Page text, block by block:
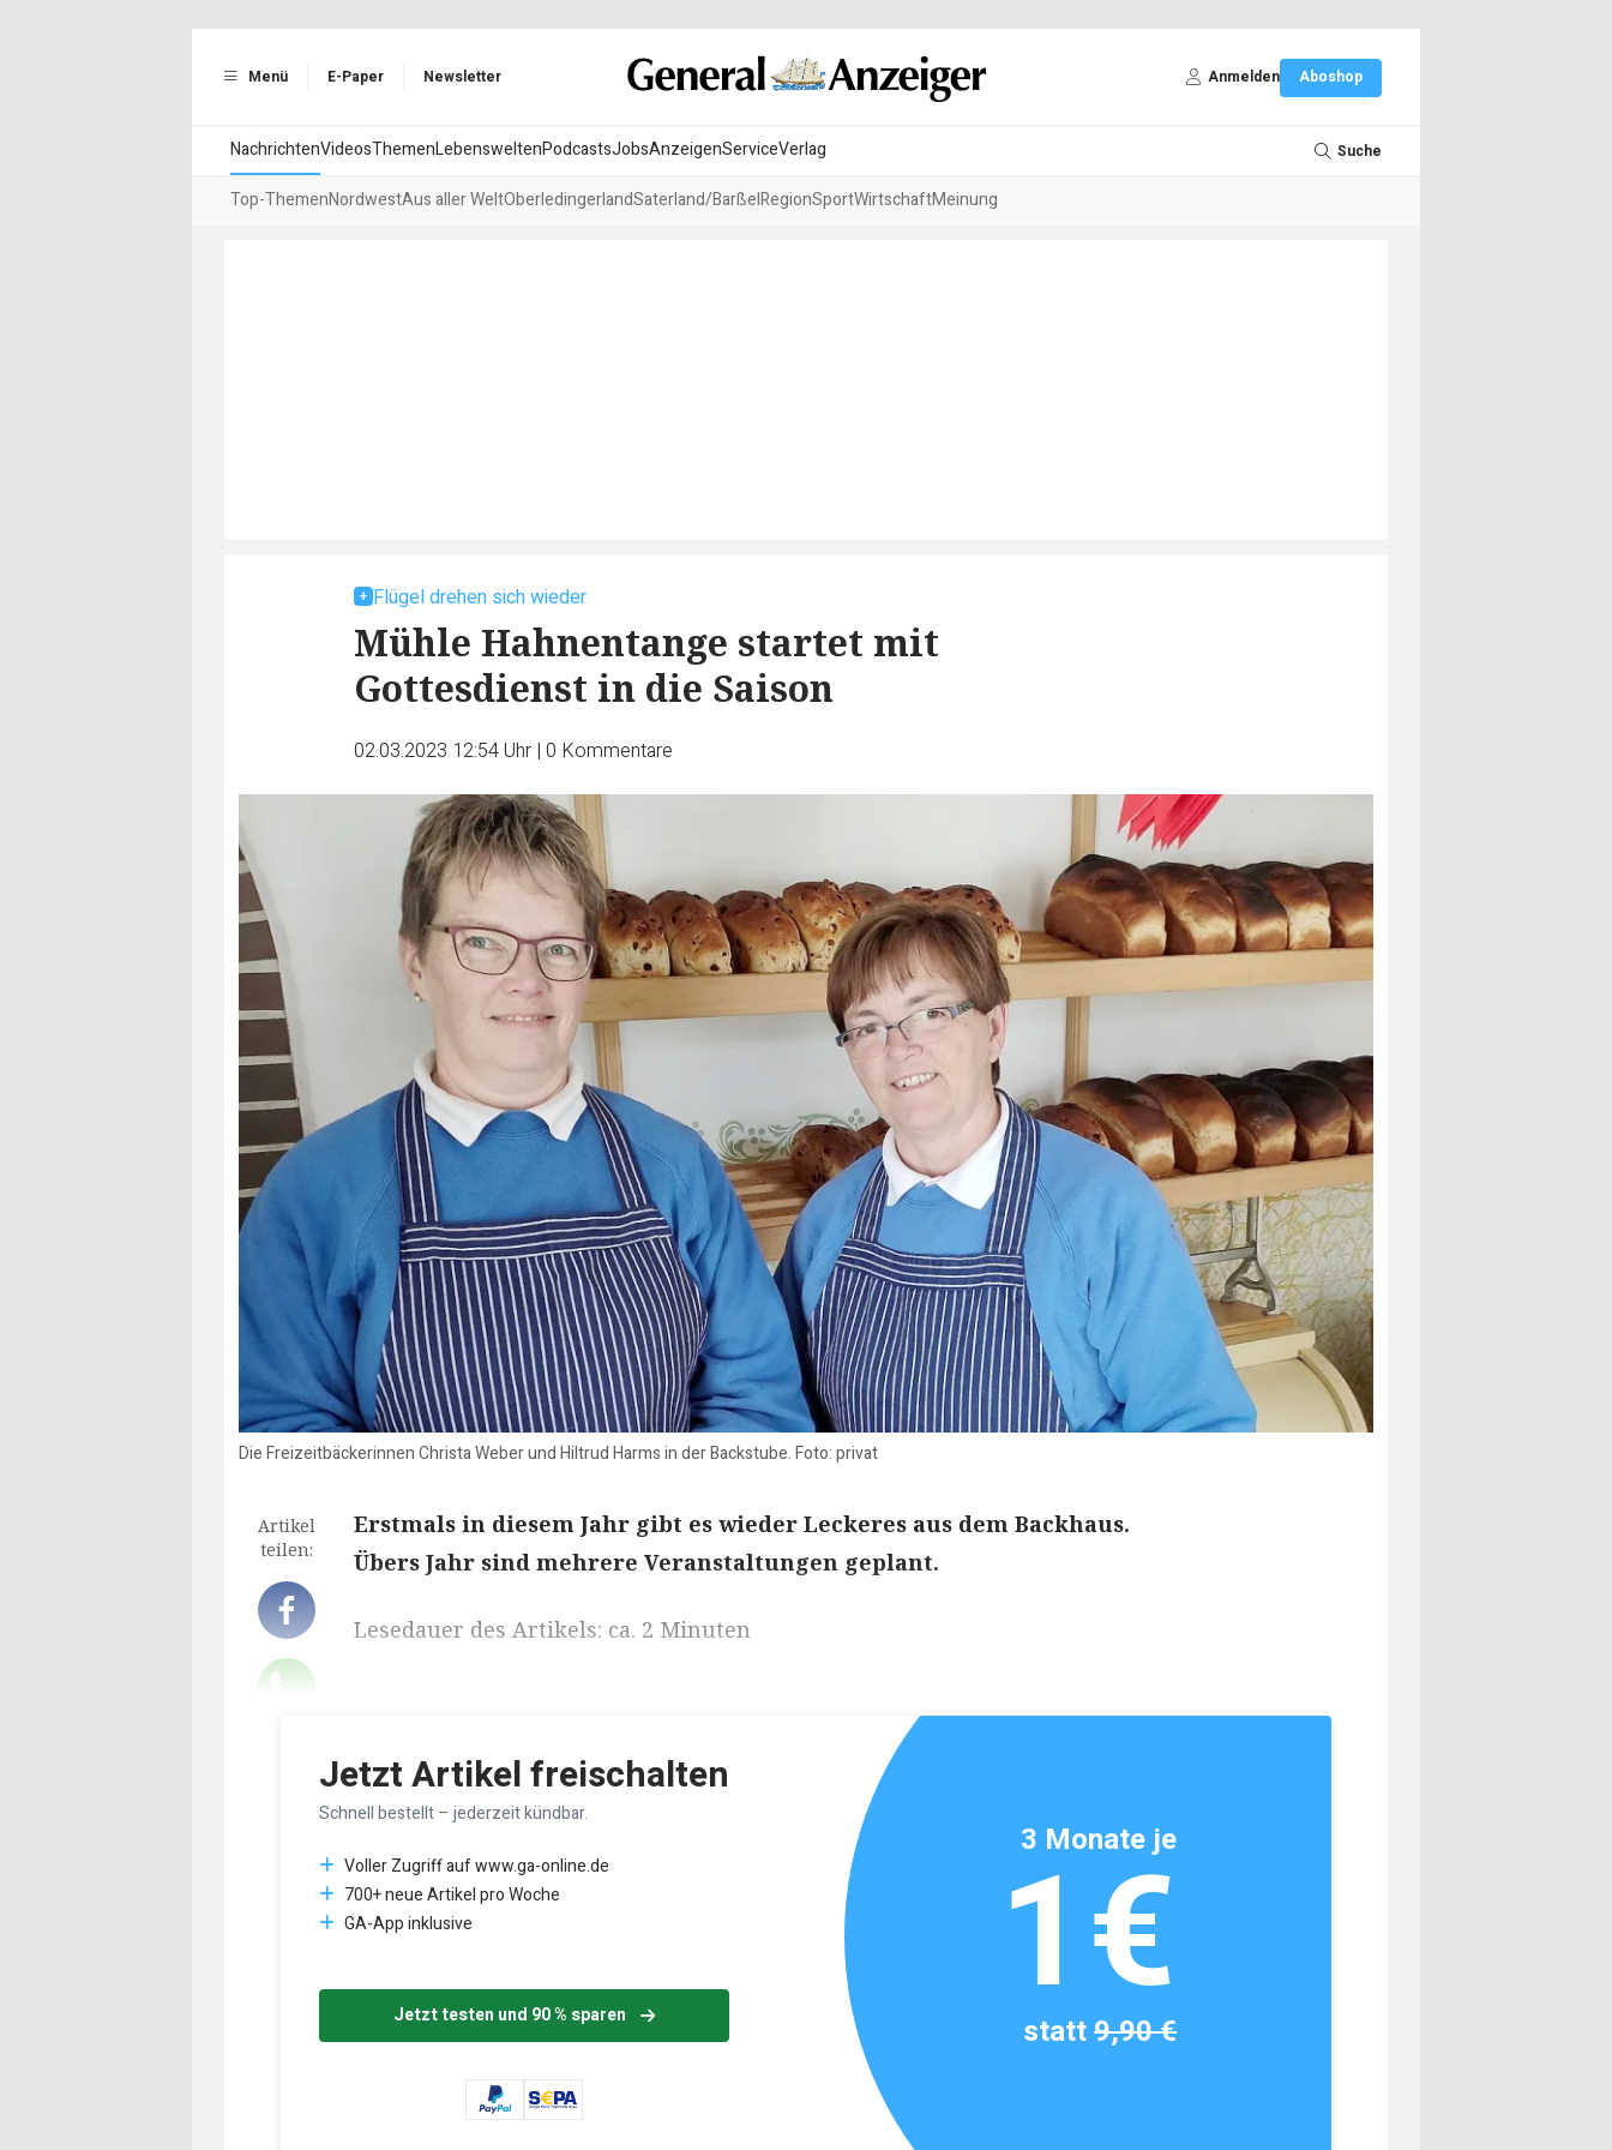
Menü E-Paper Newsletter Anmelden Aboshop
NachrichtenVideosThemenLebensweltenPodcastsJobsAnzeigenServiceVerlag Suche
Top-ThemenNordwestAus aller WeltOberledingerlandSaterland/BarßelRegionSportWirtschaftMeinung
Flügel drehen sich wieder
Mühle Hahnentange startet mit
Gottesdienst in die Saison
02.03.2023 12:54 Uhr | 0 Kommentare
Die Freizeitbäckerinnen Christa Weber und Hiltrud Harms in der Backstube. Foto: privat
Artikel
teilen:
Erstmals in diesem Jahr gibt es wieder Leckeres aus dem Backhaus.
Übers Jahr sind mehrere Veranstaltungen geplant.
Lesedauer des Artikels: ca. 2 Minuten
Jetzt Artikel freischalten
Schnell bestellt – jederzeit kündbar.
Voller Zugriff auf www.ga-online.de
700+ neue Artikel pro Woche
GA-App inklusive
Jetzt testen und 90 % sparen
3 Monate je
1€
statt9,90 €